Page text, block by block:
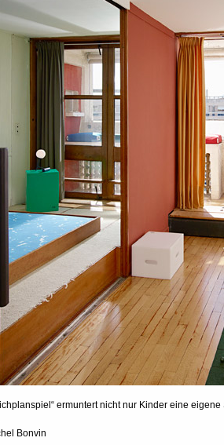
ermuntert nicht nur Kinder eine
Bonvin